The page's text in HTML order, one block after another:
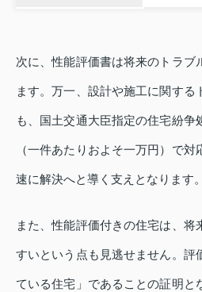
次に、性能評価書は将来のトラブ
ます。万一、設計や施工に関する
も、国土交通大臣指定の住宅紛争
（一件あたりおよそ一万円）で
速に解決へと導く支えとなります。
また、性能評価付きの住宅は、将
すいという点も見逃せません。評
ている住宅」であることの証明と